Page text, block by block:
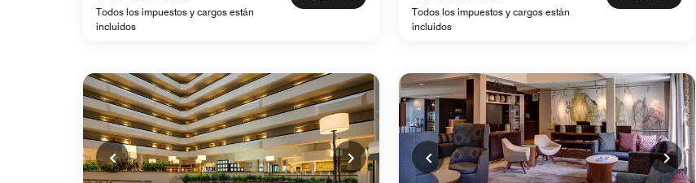
Todos los impuestos y cargos están
incluidos
Todos los impuestos y cargos están
incluidos